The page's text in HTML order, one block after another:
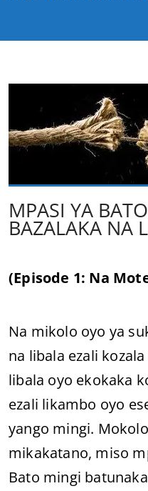
MPASI YA
BAZALAKA NA
(Episode 1: Na
Na mikolo oyo ya
na libala ezali
libala oyo ekokaka
ezali likambo oyo
yango mingi.
mikakatano, miso
Bato mingi